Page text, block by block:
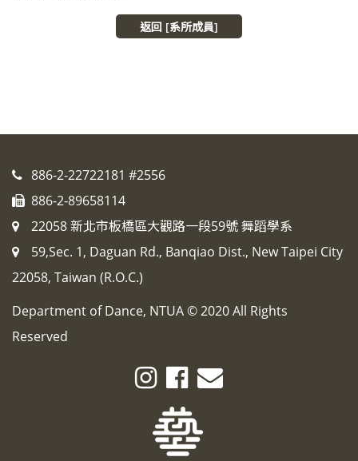
返回 [系所成員]
886-2-22722181 #2556
886-2-89658114
22058 新北市板橋區大觀路一段59號 舞蹈學系
59,Sec. 1, Daguan Rd., Banqiao Dist., New Taipei City
22058, Taiwan (R.O.C.)
Department of Dance, NTUA © 2020 All Rights
Reserved